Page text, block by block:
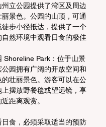
州立公园提供了湾区及周边
景色。公园的山顶，可通
徒步小径抵达，提供了一个
自然环境中观看日食的极佳
Shoreline Park：位于山景
公园拥有广阔的开放空间和
的壮丽景色。游客可以在公
上摆放野餐毯或望远镜，享
距离观赏。
日食，必须采取适当的预防